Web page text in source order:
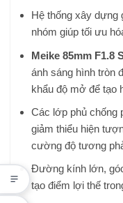
Hệ thống xây dựng
nhóm giúp tối ưu
Meike 85mm F1.8
ánh sáng hình tròn
khẩu độ mở để tạo
Các lớp phủ chống
giảm thiểu hiện
cường độ tương
Đường kính lớn,
tạo điểm lợi thế